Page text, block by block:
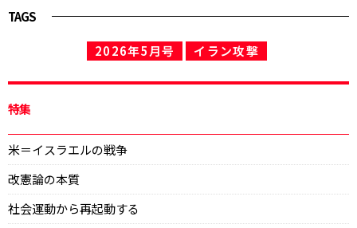
TAGS
2026年5月号 イラン攻撃
特集
米＝イスラエルの戦争
改憲論の本質
社会運動から再起動する